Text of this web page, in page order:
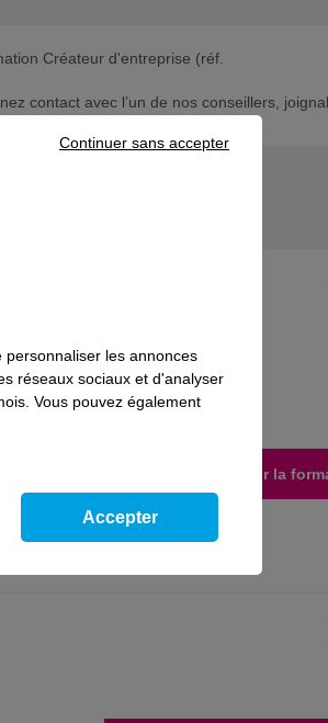
Créateur d'entreprise (réf.
contact avec l’un de nos conseillers,
-
Découvrir la
les annonces
réseaux sociaux et d'analyser
Vous pouvez également
Continuer sans accepter
Accepter